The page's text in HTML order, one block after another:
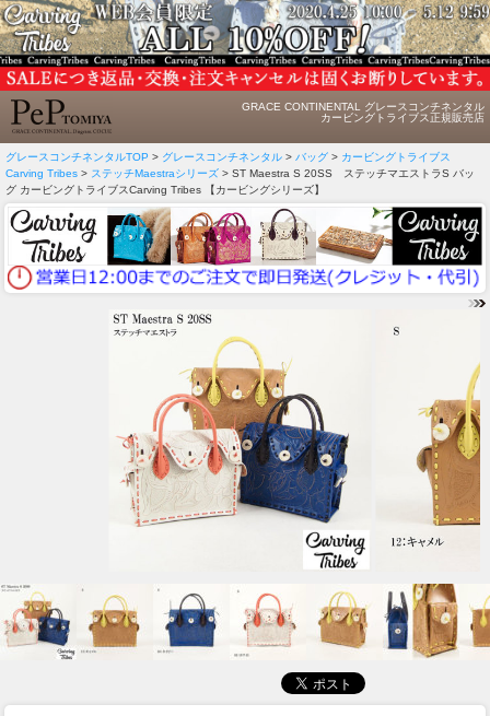
GRACE CONTINENTAL グレースコンチネンタル
カービングトライブス正規販売店
グレースコンチネンタルTOP > グレースコンチネンタル > バッグ > カービングトライブス
Carving Tribes > ステッチMaestraシリーズ > ST Maestra S 20SS ステッチマエストラS バッ
グ カービングトライブスCarving Tribes 【カービングシリーズ】